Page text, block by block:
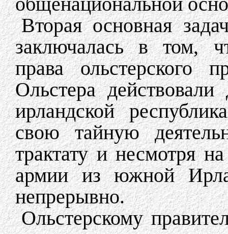
Вторая основная
заключалась в том,
права ольстерского
Ольстера
ирландской
свою тайную
трактату и несмотря
армии из южной
непрерывно.
Ольстерскому